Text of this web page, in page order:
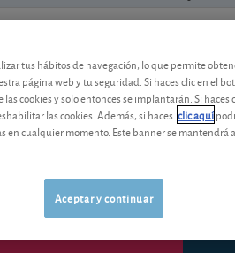
después de las ventas
petrolero británico BP
tus hábitos de navegación, lo que permite
página web y tu seguridad. Si haces clic en el
cookies y solo entonces se implantarán. Si haces
las cookies. Además, si haces clic aquí
en cualquier momento. Este banner se mantendrá
Aceptar y continuar